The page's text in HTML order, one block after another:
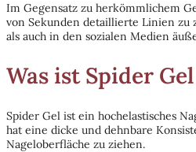
Im Gegensatz zu herkömmlichem
von Sekunden detaillierte Linien zu
als auch in den sozialen Medien
Was ist Spider
Spider Gel ist ein hochelastisches
hat eine dicke und dehnbare
Nageloberfläche zu ziehen.